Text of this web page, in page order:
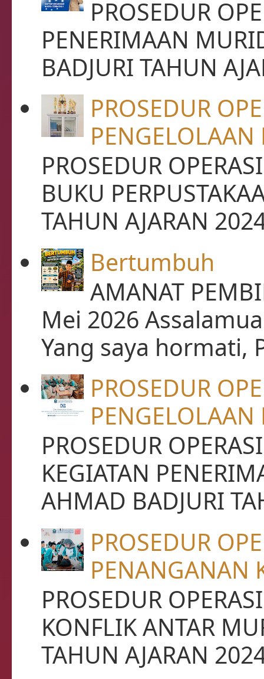
PROSEDUR
PENERIMAAN
BADJURI TAHUN
PROSEDUR
PENGELOLAAN
PROSEDUR
BUKU
TAHUN AJARAN
Bertumbuh
AMANAT
Mei 2026
Yang saya hormati,
PROSEDUR
PROSEDUR
KEGIATAN
AHMAD BADJURI
PROSEDUR
PENANGANAN
PROSEDUR
KONFLIK ANTAR
TAHUN AJARAN